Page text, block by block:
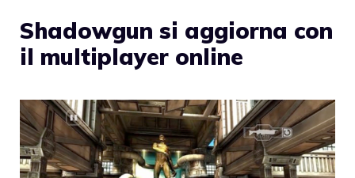
Shadowgun si aggiorna con
il multiplayer online